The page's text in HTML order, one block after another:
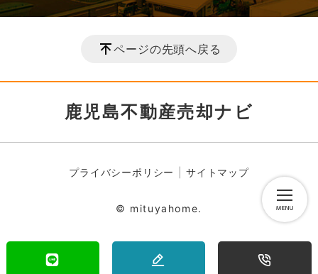
ページの先頭へ戻る
鹿児島不動産売却ナビ
プライバシーポリシー サイトマップ
© mituyahome.